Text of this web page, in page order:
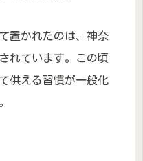
置かれたのは、神奈
れています。この頃
供える習慣が一般化